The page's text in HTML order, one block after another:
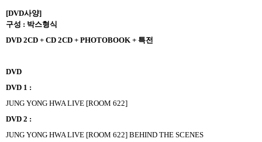
[DVD사양]
구성 : 박스형식
DVD 2CD + CD 2CD + PHOTOBOOK + 특전
DVD
DVD 1 :
JUNG YONG HWA LIVE [ROOM 622]
DVD 2 :
JUNG YONG HWA LIVE [ROOM 622] BEHIND THE SCENES